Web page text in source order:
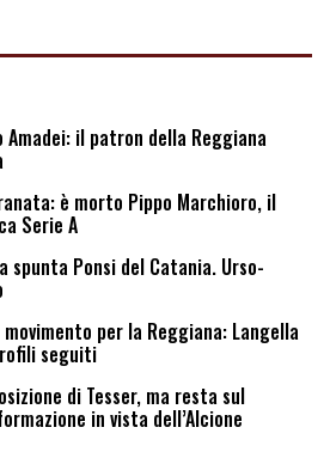
Amadei: il patron della Reggiana
è morto Pippo Marchioro, il
Serie A
spunta Ponsi del Catania. Urso-
per la Reggiana: Langella
seguiti
di Tesser, ma resta sul
in vista dell’Alcione